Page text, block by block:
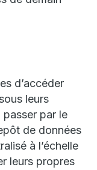
d’accéder
leurs
par le
de données
à l’échelle
leurs propres